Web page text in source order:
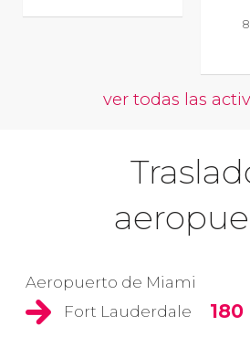
ver todas las
Aeropuerto de Miami
Fort Lauderdale
180